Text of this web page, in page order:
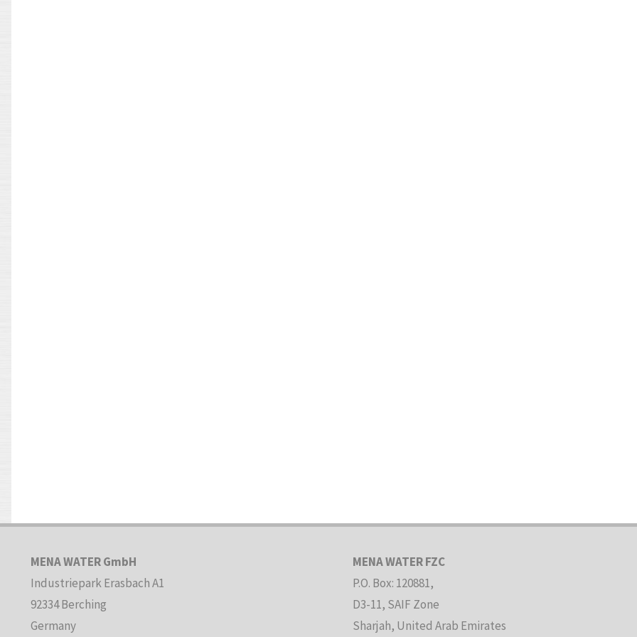
MENA WATER GmbH
Industriepark Erasbach A1
92334 Berching
Germany
MENA WATER FZC
P.O. Box: 120881,
D3-11, SAIF Zone
Sharjah, United Arab Emirates